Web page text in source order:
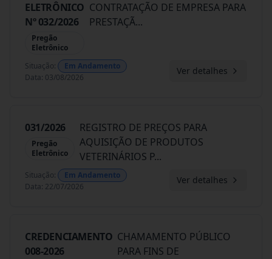
ELETRÔNICO
Nº 032/2026
Pregão
Eletrônico
CONTRATAÇÃO DE EMPRESA PARA
PRESTAÇÃ...
Situação:
Em Andamento
Data: 03/08/2026
Ver detalhes
031/2026
Pregão
Eletrônico
REGISTRO DE PREÇOS PARA
AQUISIÇÃO DE PRODUTOS
VETERINÁRIOS P...
Situação:
Em Andamento
Data: 22/07/2026
Ver detalhes
CREDENCIAMENTO
008-2026
CHAMAMENTO PÚBLICO
PARA FINS DE